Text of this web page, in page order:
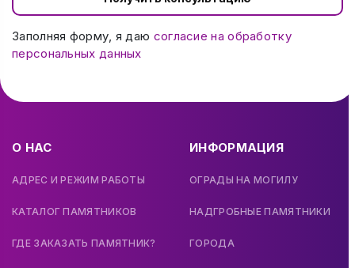
Заполняя форму, я даю согласие на обработку
персональных данных
О НАС
АДРЕС И РЕЖИМ РАБОТЫ
КАТАЛОГ ПАМЯТНИКОВ
ГДЕ ЗАКАЗАТЬ ПАМЯТНИК?
ИНФОРМАЦИЯ
ОГРАДЫ НА МОГИЛУ
НАДГРОБНЫЕ ПАМЯТНИКИ
ГОРОДА